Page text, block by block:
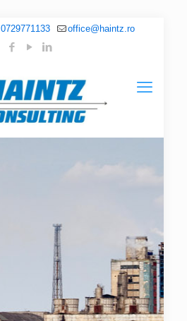
0729771133 office@haintz.ro